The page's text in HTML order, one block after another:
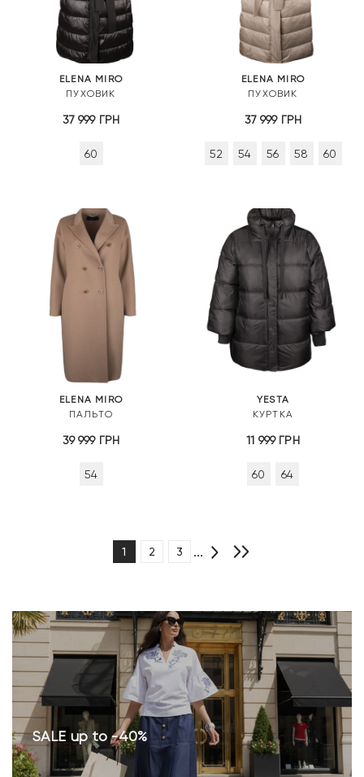
ELENA MIRO
ПУХОВИК
37 999 ГРН
60
ELENA MIRO
ПУХОВИК
37 999 ГРН
52 54 56 58 60
ELENA MIRO
ПАЛЬТО
39 999 ГРН
54
YESTA
КУРТКА
11 999 ГРН
60 64
1 2 3 ...
SALE up to -40%